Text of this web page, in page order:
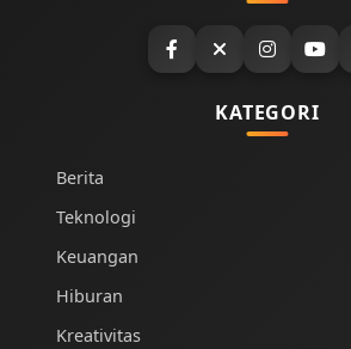
KATEGORI
Berita
Teknologi
Keuangan
Hiburan
Kreativitas